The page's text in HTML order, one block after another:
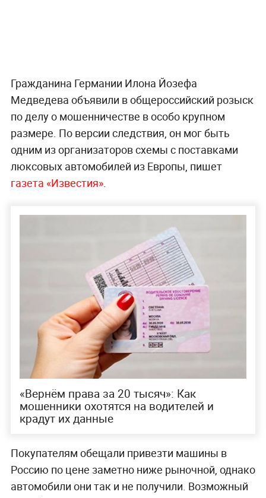
Гражданина Германии Илона Йозефа
Медведева объявили в общероссийский розыск
по делу о мошенничестве в особо крупном
размере. По версии следствия, он мог быть
одним из организаторов схемы с поставками
люксовых автомобилей из Европы, пишет
газета «Известия».
«Вернём права за 20 тысяч»: Как
мошенники охотятся на водителей и
крадут их данные
Покупателям обещали привезти машины в
Россию по цене заметно ниже рыночной, однако
автомобили они так и не получили. Возможный